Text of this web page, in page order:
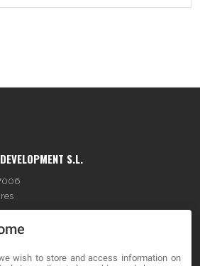
S.L.
wish to store and access information on